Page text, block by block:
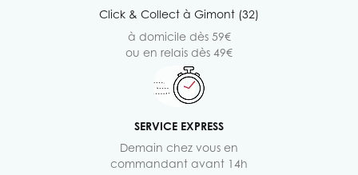
Click & Collect à Gimont (32)
à domicile dès 59€
ou en relais dès 49€
SERVICE EXPRESS
Demain chez vous en
commandant avant 14h